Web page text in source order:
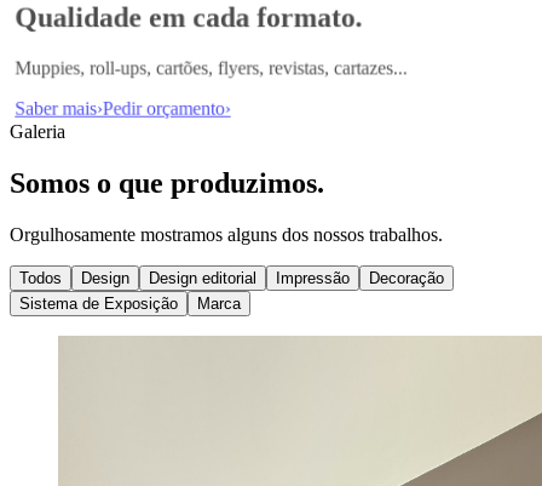
Qualidade em cada formato.
Muppies, roll-ups, cartões, flyers, revistas, cartazes...
Saber mais›Pedir orçamento›
Galeria
Somos o que produzimos.
Orgulhosamente mostramos alguns dos nossos trabalhos.
Todos Design Design editorial Impressão
Decoração
Sistema de Exposição
Marca